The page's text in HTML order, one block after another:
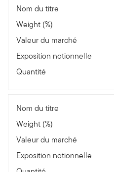
Nom du titre
Weight (%)
Valeur du marché
Exposition notionnelle
Quantité
Nom du titre
Weight (%)
Valeur du marché
Exposition notionnelle